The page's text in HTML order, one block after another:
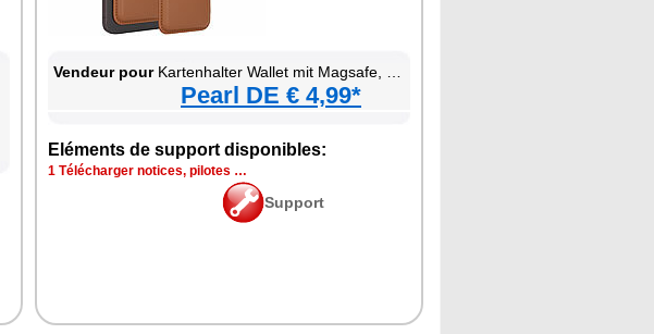
Vendeur pourKartenhalter Wallet mit Magsafe, braun, für bis zu 3 Karten kompatibel
Pearl DE € 4,99*
Eléments de support disponibles:
1 Télécharger notices, pilotes …
Support